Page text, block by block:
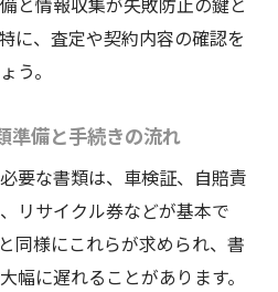
に、査定や契約内容の確認を
う。
準備と手続きの流れ
要な書類は、車検証、自賠責
リサイクル券などが基本で
同様にこれらが求められ、書
幅に遅れることがあります。